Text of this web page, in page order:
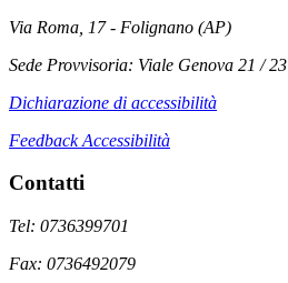
Via Roma, 17 - Folignano (AP)
Sede Provvisoria: Viale Genova 21 / 23
Dichiarazione di accessibilità
Feedback Accessibilità
Contatti
Tel: 0736399701
Fax: 0736492079